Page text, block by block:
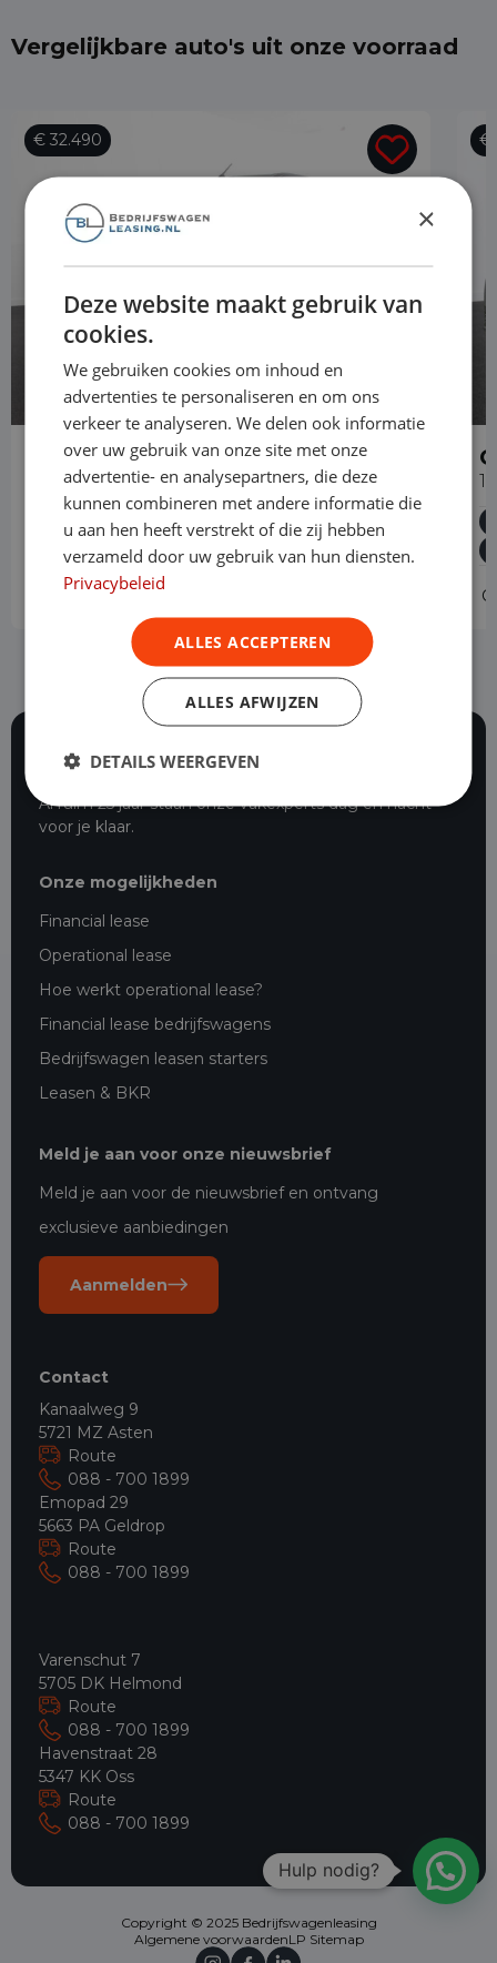
Vergelijkbare auto's uit onze voorraad
€ 32.490
Opel Vivaro
1.5 Diesel 120 S&S L3
Handgeschakeld 5 km
2024
Asten
L3H1
Operational lease
€
Al ruim 25 jaar staan onze vakexperts dag en nacht
voor je klaar.
Onze mogelijkheden
Financial lease
Operational lease
Hoe werkt operational lease?
Financial lease bedrijfswagens
Bedrijfswagen leasen starters
Leasen & BKR
Meld je aan voor onze nieuwsbrief
Meld je aan voor de nieuwsbrief en ontvang
exclusieve aanbiedingen
Aanmelden
Contact
Kanaalweg 9
5721 MZ Asten
Route
088 - 700 1899
Emopad 29
5663 PA Geldrop
Route
088 - 700 1899
Varenschut 7
5705 DK Helmond
Route
088 - 700 1899
Havenstraat 28
5347 KK Oss
Route
088 - 700 1899
Copyright © 2025 Bedrijfswagenleasing
Algemene voorwaardenLP Sitemap
Hulp nodig?
×
Deze website maakt gebruik van
cookies.
We gebruiken cookies om inhoud en
advertenties te personaliseren en om ons
verkeer te analyseren. We delen ook informatie
over uw gebruik van onze site met onze
advertentie- en analysepartners, die deze
kunnen combineren met andere informatie die
u aan hen heeft verstrekt of die zij hebben
verzameld door uw gebruik van hun diensten.
Privacybeleid
ALLES ACCEPTEREN
ALLES AFWIJZEN
DETAILS WEERGEVEN